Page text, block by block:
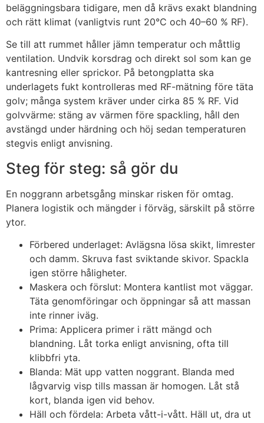
beläggningsbara tidigare, men då krävs exakt blandning
och rätt klimat (vanligtvis runt 20°C och 40–60 % RF).
Se till att rummet håller jämn temperatur och måttlig
ventilation. Undvik korsdrag och direkt sol som kan ge
kantresning eller sprickor. På betongplatta ska
underlagets fukt kontrolleras med RF-mätning före täta
golv; många system kräver under cirka 85 % RF. Vid
golvvärme: stäng av värmen före spackling, håll den
avstängd under härdning och höj sedan temperaturen
stegvis enligt anvisning.
Steg för steg: så gör du
En noggrann arbetsgång minskar risken för omtag.
Planera logistik och mängder i förväg, särskilt på större
ytor.
Förbered underlaget: Avlägsna lösa skikt, limrester
och damm. Skruva fast sviktande skivor. Spackla
igen större håligheter.
Maskera och förslut: Montera kantlist mot väggar.
Täta genomföringar och öppningar så att massan
inte rinner iväg.
Prima: Applicera primer i rätt mängd och
blandning. Låt torka enligt anvisning, ofta till
klibbfri yta.
Blanda: Mät upp vatten noggrant. Blanda med
lågvarvig visp tills massan är homogen. Låt stå
kort, blanda igen vid behov.
Häll och fördela: Arbeta vått-i-vått. Häll ut, dra ut